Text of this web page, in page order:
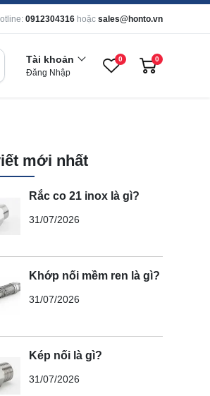
0912304316 hoặc sales@honto.vn
Tài khoản
Đăng Nhập
0 0
mới nhất
Rắc co 21 inox là gì?
31/07/2026
Khớp nối mềm ren là gì?
31/07/2026
Kép nối là gì?
31/07/2026